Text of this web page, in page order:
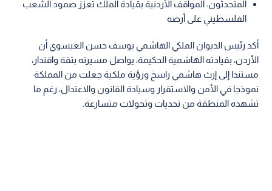
المتحدثون: المواقف الأردنية بقيادة الملك تعزز صمود الشعب
الفلسطيني على أرضه
أكد رئيس الديوان الملكي الهاشمي يوسف حسن العيسوي أن
الأردن، بقيادته الهاشمية الحكيمة، يواصل مسيرته بثقة واقتدار،
مستندا إلى إرث هاشمي راسخ ورؤية ملكية جعلت من المملكة
نموذجا في الأمن والاستقرار وسيادة القانون والاعتدال، رغم ما
تشهده المنطقة من تحديات وتحولات متسارعة.